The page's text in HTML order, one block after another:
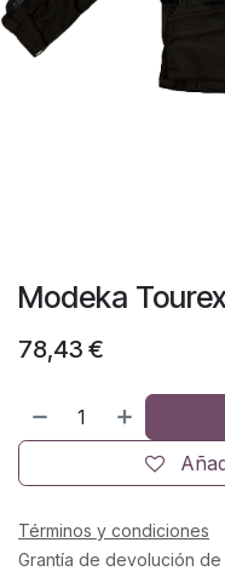
Modeka
78,43 €
Términos y condiciones
Grantía de devolución de